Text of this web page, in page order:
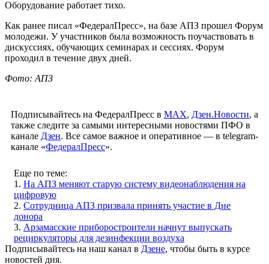
Оборудование работает тихо.
Как ранее писал «ФедералПресс», на базе АПЗ прошел Форум
молодежи. У участников была возможность поучаствовать в
дискуссиях, обучающих семинарах и сессиях. Форум
проходил в течение двух дней.
Фото: АПЗ
Подписывайтесь на ФедералПресс в МАХ, Дзен.Новости, а
также следите за самыми интересными новостями ПФО в
канале Дзен. Все самое важное и оперативное — в telegram-
канале «ФедералПресс».
Еще по теме:
1. На АПЗ меняют старую систему видеонаблюдения на
цифровую
2. Сотрудница АПЗ призвала принять участие в Дне
донора
3. Арзамасские приборостроители начнут выпускать
рециркуляторы для дезинфекции воздуха
Подписывайтесь на наш канал в Дзене, чтобы быть в курсе
новостей дня.